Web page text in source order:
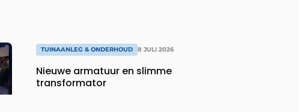
TUINAANLEG & ONDERHOUD 8 JULI 2026
Nieuwe armatuur en slimme
transformator